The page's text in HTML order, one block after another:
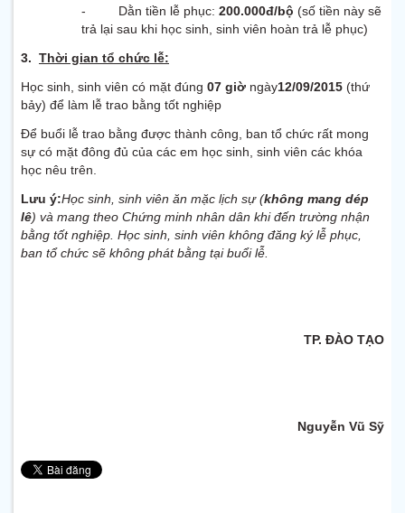
- Dằn tiền lễ phục: 200.000đ/bộ (số tiền này sẽ
trả lại sau khi học sinh, sinh viên hoàn trả lễ phục)
3. Thời gian tổ chức lễ:
Học sinh, sinh viên có mặt đúng 07 giờ ngày12/09/2015 (thứ
bảy) để làm lễ trao bằng tốt nghiệp
Để buổi lễ trao bằng được thành công, ban tổ chức rất mong
sự có mặt đông đủ của các em học sinh, sinh viên các khóa
học nêu trên.
Lưu ý:Học sinh, sinh viên ăn mặc lịch sự (không mang dép
lê) và mang theo Chứng minh nhân dân khi đến trường nhận
bằng tốt nghiệp. Học sinh, sinh viên không đăng ký lễ phục,
ban tổ chức sẽ không phát bằng tại buổi lễ.
TP. ĐÀO TẠO
Nguyễn Vũ Sỹ